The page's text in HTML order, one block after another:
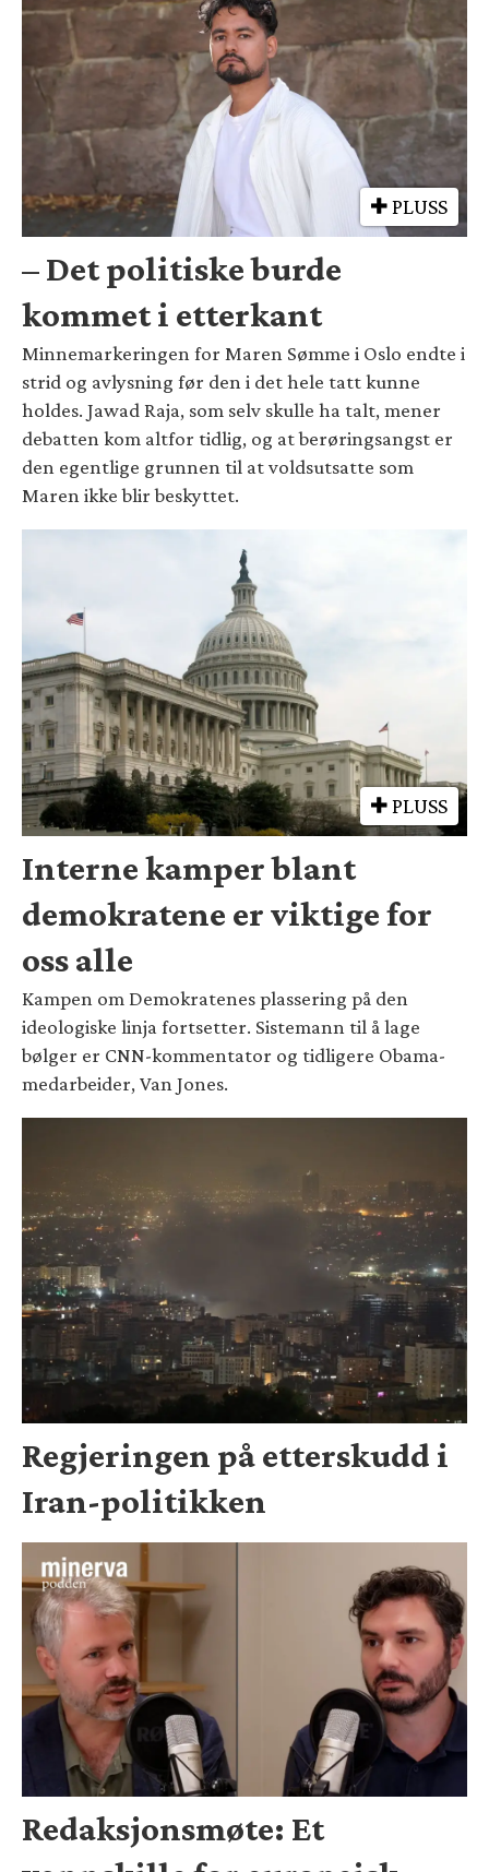
PLUSS
– Det politiske burde
kommet i etterkant
Minnemarkeringen for Maren Sømme i Oslo endte i
strid og avlysning før den i det hele tatt kunne
holdes. Jawad Raja, som selv skulle ha talt, mener
debatten kom altfor tidlig, og at berøringsangst er
den egentlige grunnen til at voldsutsatte som
Maren ikke blir beskyttet.
PLUSS
Interne kamper blant
demokratene er viktige for
oss alle
Kampen om Demokratenes plassering på den
ideologiske linja fortsetter. Sistemann til å lage
bølger er CNN-kommentator og tidligere Obama-
medarbeider, Van Jones.
Regjeringen på etterskudd i
Iran-politikken
Redaksjonsmøte: Et